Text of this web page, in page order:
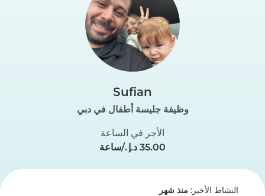
Sufian
وظيفة جليسة أطفال في دبي
الأجر في الساعة
النشاط الأخير: منذ شهر